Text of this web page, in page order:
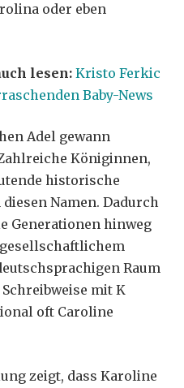
oder eben
lesen:Kristo Ferkic
Baby-News
Adel gewann
Königinnen,
historische
Namen. Dadurch
Generationen hinweg
Raum
mit K
oft Caroline
zeigt, dass Karoline